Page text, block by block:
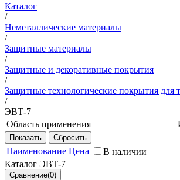
Каталог
/
Неметаллические материалы
/
Защитные материалы
/
Защитные и декоративные покрытия
/
Защитные технологические покрытия для
/
ЭВТ-7
Область применения
Защита при термической обработке
высокопрочных титановых спла при
температурах до 750 °С.
Наименование Цена
В наличии
Каталог ЭВТ-7